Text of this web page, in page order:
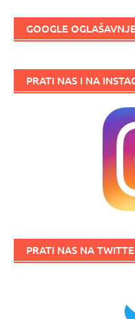
GOOGLE
PRATI NAS I NA
PRATI NAS NA